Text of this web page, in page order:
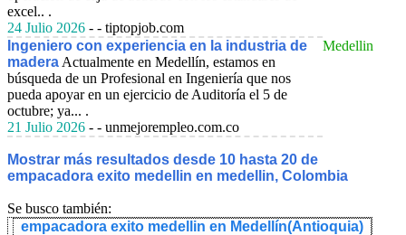
excel.. .
24 Julio 2026 - - tiptopjob.com
Ingeniero con experiencia en la industria de
madera Actualmente en Medellín, estamos en
búsqueda de un Profesional en Ingeniería que nos
pueda apoyar en un ejercicio de Auditoría el 5 de
octubre; ya... .
21 Julio 2026 - - unmejorempleo.com.co
Medellin
Mostrar más resultados desde 10 hasta 20 de
empacadora exito medellin en medellin, Colombia
Se busco también:
empacadora exito medellin en Medellín(Antioquia)